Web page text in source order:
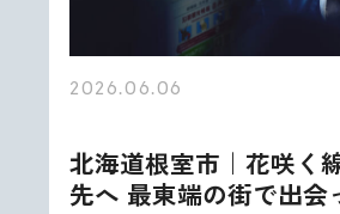
2026.06.06
北海道根室市｜花咲く
先へ 最東端の街で出会